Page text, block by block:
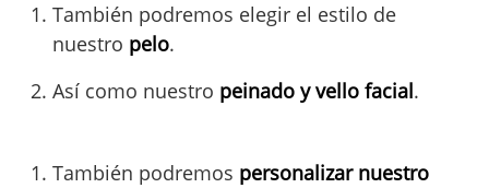
También podremos elegir el estilo de
nuestro pelo.
Así como nuestro peinado y vello facial.
También podremos personalizar nuestro